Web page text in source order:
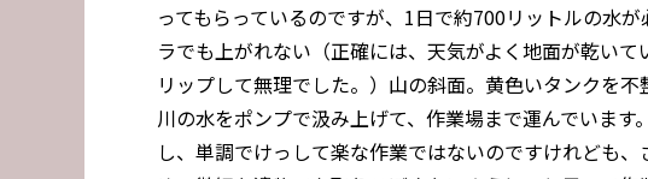
ってもらっているのですが、1日で約700リットルの水
ラでも上がれない（正確には、天気がよく地面が乾い
リップして無理でした。）山の斜面。黄色いタンクを
川の水をポンプで汲み上げて、作業場まで運んでいま
し、単調でけっして楽な作業ではないのですけれども